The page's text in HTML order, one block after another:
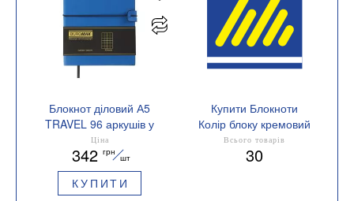
Блокнот діловий А5
TRAVEL 96 аркушів у
клітинку штучна шкіра
BUROMAX BM.295121
Ціна
342 грн
шт
КУПИТИ
Купити Блокноти
Колір блоку кремовий
Всього товарів
30